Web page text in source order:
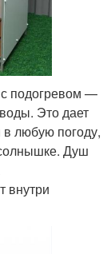
подогревом —
Это дает
в любую погоду,
Душ
внутри